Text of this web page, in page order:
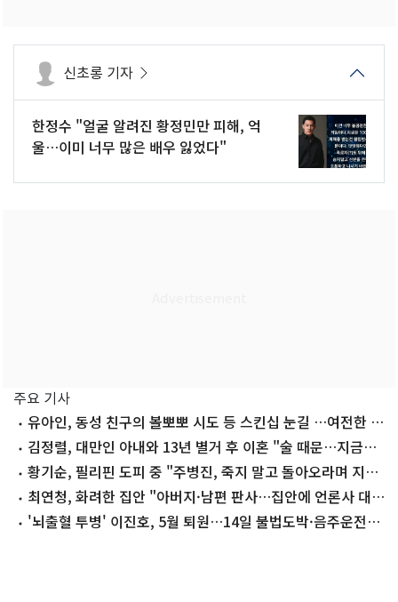
신초롱 기자
한정수 "얼굴 알려진 황정민만 피해, 억
울…이미 너무 많은 배우 잃었다"
주요 기사
유아인, 동성 친구의 볼뽀뽀 시도 등 스킨십 눈길 …여전한 비
주얼김정렬, 대만인 아내와 13년 별거 후 이혼 "술 때문…지금은
끊어"
황기순, 필리핀 도피 중 "주병진, 죽지 말고 돌아오라며 지
원"최연청, 화려한 집안 "아버지·남편 판사…집안에 언론사 대
표·국회의원도"
'뇌출혈 투병' 이진호, 5월 퇴원…14일 불법도박·음주운전